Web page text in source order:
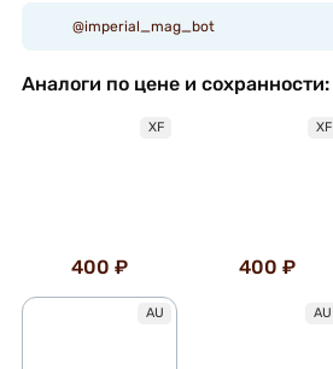
@imperial_mag_bot
Аналоги по цене и сохранности:
XF
400 ₽
XF
400 ₽
AU AU